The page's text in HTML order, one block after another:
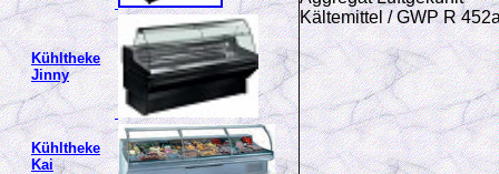
Kühltheke
Jinny
Kühltheke
Kai
Kältemittel / GWP R